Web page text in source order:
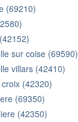
(69210)
sur coise (69590)
villars (42410)
(42320)
(69350)
(42350)